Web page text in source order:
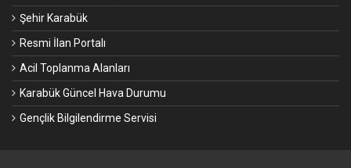
Şehir Karabük
Resmi İlan Portalı
Acil Toplanma Alanları
Karabük Güncel Hava Durumu
Gençlik Bilgilendirme Servisi